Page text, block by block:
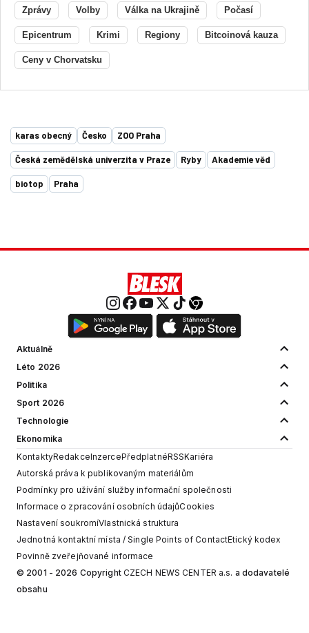
Zprávy Volby Válka na Ukrajině Počasí
Epicentrum Krimi Regiony Bitcoinová kauza
Ceny v Chorvatsku
karas obecný Česko ZOO Praha
Česká zemědělská univerzita v Praze Ryby Akademie věd
biotop Praha
Aktuálně
Léto 2026
Politika
Sport 2026
Technologie
Ekonomika
KontaktyRedakceInzercePředplatnéRSSKariéra
Autorská práva k publikovaným materiálům
Podmínky pro užívání služby informační společnosti
Informace o zpracování osobních údajůCookies
Nastavení soukromíVlastnická struktura
Jednotná kontaktní místa / Single Points of ContactEtický kodex
Povinně zveřejňované informace
© 2001 - 2026 Copyright CZECH NEWS CENTER a.s. a dodavatelé
obsahu